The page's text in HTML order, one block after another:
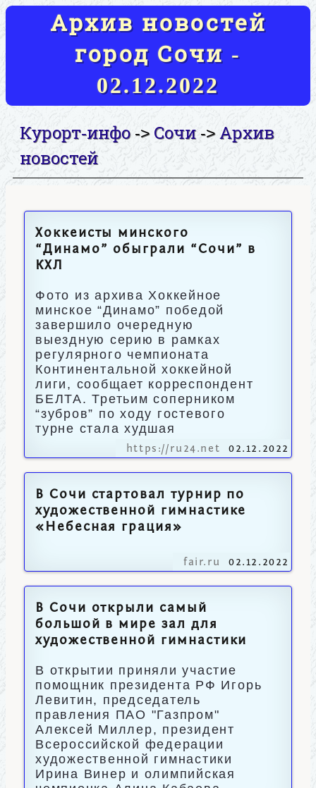
Архив новостей
город Сочи -
02.12.2022
Курорт-инфо-> Сочи->Архив
новостей
Хоккеисты минского
“Динамо” обыграли “Сочи” в
КХЛ
Фото из архива Хоккейное
минское “Динамо” победой
завершило очередную
выездную серию в рамках
регулярного чемпионата
Континентальной хоккейной
лиги, сообщает корреспондент
БЕЛТА. Третьим соперником
“зубров” по ходу гостевого
турне стала худшая
https://ru24.net 02.12.2022
В Сочи стартовал турнир по
художественной гимнастике
«Небесная грация»
fair.ru 02.12.2022
В Сочи открыли самый
большой в мире зал для
художественной гимнастики
В открытии приняли участие
помощник президента РФ Игорь
Левитин, председатель
правления ПАО "Газпром"
Алексей Миллер, президент
Всероссийской федерации
художественной гимнастики
Ирина Винер и олимпийская